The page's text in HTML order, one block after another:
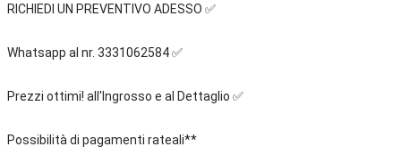
RICHIEDI UN PREVENTIVO ADESSO ✅
Whatsapp al nr. 3331062584 ✅
Prezzi ottimi! all'Ingrosso e al Dettaglio ✅
Possibilità di pagamenti rateali**